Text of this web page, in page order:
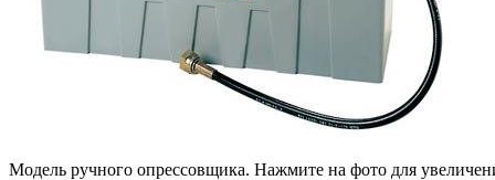
Модель ручного опрессовщика. Нажмите на фото для